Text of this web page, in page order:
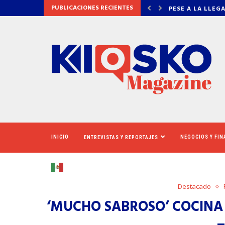
PUBLICACIONES RECIENTES
DE EL NIÑO, EL... PARA LAS
INICIO ENTREVISTAS Y REPORTAJES NEGOCIOS Y
Destacado
‘MUCHO SABROSO’